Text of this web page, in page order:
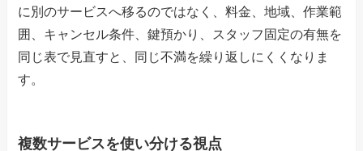
に別のサービスへ移るのではなく、料金、地域、作業範
囲、キャンセル条件、鍵預かり、スタッフ固定の有無を
同じ表で見直すと、同じ不満を繰り返しにくくなりま
す。
複数サービスを使い分ける視点